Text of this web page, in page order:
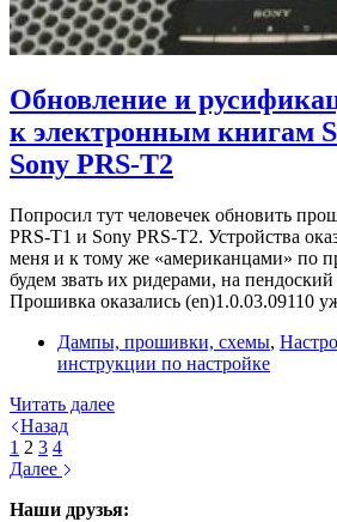
Обновление и
к электронным книгам
Sony PRS-T2
Попросил тут человечек обновить
PRS-T1 и Sony PRS-T2. Устройства
меня и к тому же «американцами» по
будем звать их ридерами, на
Прошивка оказались (en)1.0.03.09110
Дампы, прошивки, схемы,
инструкции по настройке
Читать далееОбновление
электронным
Назад
1 2 3 4
Далее
Наши друзья: